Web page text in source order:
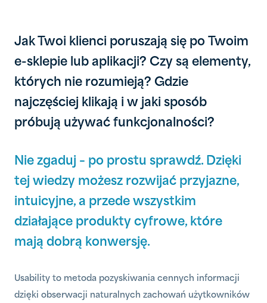
Jak Twoi klienci poruszają się po Twoim
e-sklepie lub aplikacji? Czy są elementy,
których nie rozumieją? Gdzie
najczęściej klikają i w jaki sposób
próbują używać funkcjonalności?
Nie zgaduj – po prostu sprawdź. Dzięki
tej wiedzy możesz rozwijać przyjazne,
intuicyjne, a przede wszystkim
działające produkty cyfrowe, które
mają dobrą konwersję.
Usability to metoda pozyskiwania cennych informacji
dzięki obserwacji naturalnych zachowań użytkowników